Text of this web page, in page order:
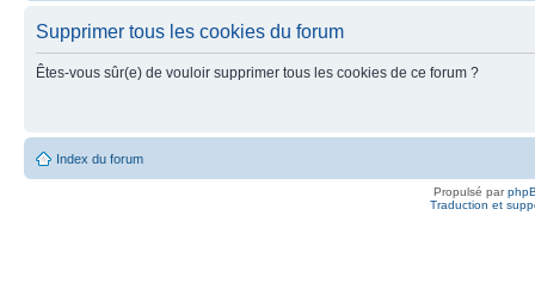
Supprimer tous les cookies du forum
Êtes-vous sûr(e) de vouloir supprimer tous les cookies de ce forum ?
Index du forum
Propulsé par
Traduction et